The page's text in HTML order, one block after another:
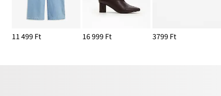
11 499 Ft 16 999 Ft 3799 Ft